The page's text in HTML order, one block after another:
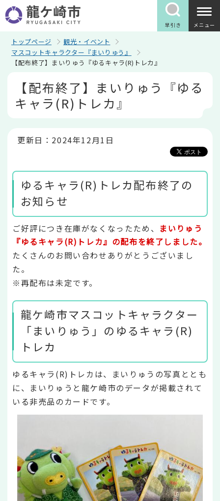
の
ペ
早引き メニュー
トップページ
観光・イベント
マスコットキャラクター『まいりゅう』
【配布終了】まいりゅう『ゆるキャラ(R)トレカ』
【配布終了】まいりゅう『ゆる
キャラ(R)トレカ』
更新日：2024年12月1日
ゆるキャラ(R)トレカ配布終了の
お知らせ
ご好評につき在庫がなくなったため、
まいりゅう
『ゆるキャラ(R)トレカ』の配布を終了しました。
たくさんのお問い合わせありがとうございまし
た。
※再配布は未定です。
龍ケ崎市マスコットキャラクター
「まいりゅう」のゆるキャラ(R)
トレカ
ゆるキャラ(R)トレカは、まいりゅうの写真ととも
に、まいりゅうと龍ケ崎市のデータが掲載されて
いる非売品のカードです。